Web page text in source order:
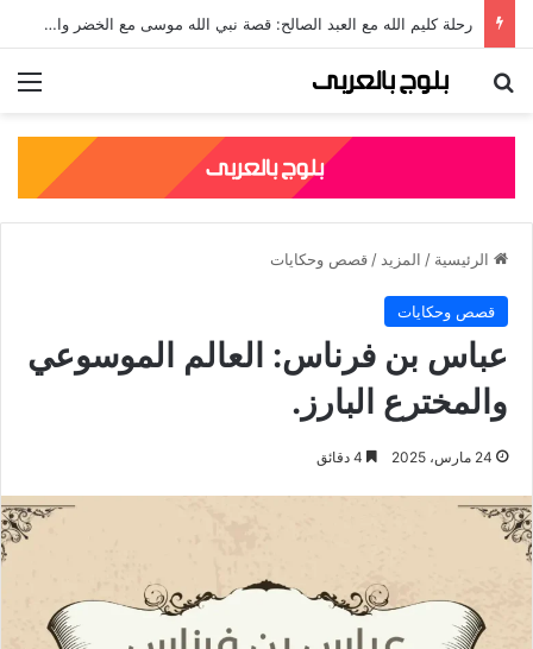
جلال الدين الرومي: قصته، نسبه، وأشهر مؤلفاته الصوفية
بحث عن
الرئيسية / المزيد / قصص وحكايات
قصص وحكايات
عباس بن فرناس: العالم الموسوعي
والمخترع البارز.
24 مارس، 2025